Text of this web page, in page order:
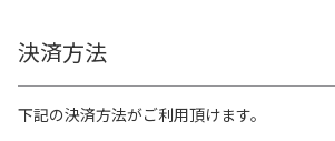
決済方法
下記の決済方法がご利用頂けます。